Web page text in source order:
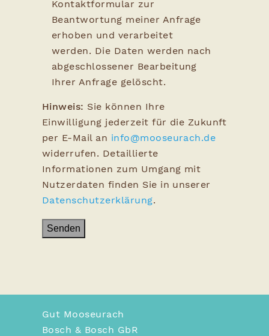
Kontaktformular zur
Beantwortung meiner Anfrage
erhoben und verarbeitet
werden. Die Daten werden nach
abgeschlossener Bearbeitung
Ihrer Anfrage gelöscht.
Hinweis: Sie können Ihre
Einwilligung jederzeit für die Zukunft
per E-Mail an info@mooseurach.de
widerrufen. Detaillierte
Informationen zum Umgang mit
Nutzerdaten finden Sie in unserer
Datenschutzerklärung.
Gut Mooseurach
Bosch & Bosch GbR